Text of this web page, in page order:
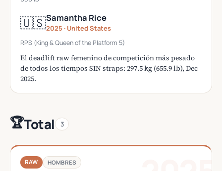
🇺🇸Samantha Rice
2025 · United States
RPS (King & Queen of the Platform 5)
El deadlift raw femenino de competición más pesado
de todos los tiempos SIN straps: 297.5 kg (655.9 lb), Dec
2025.
🏆Total 3
RAW HOMBRES